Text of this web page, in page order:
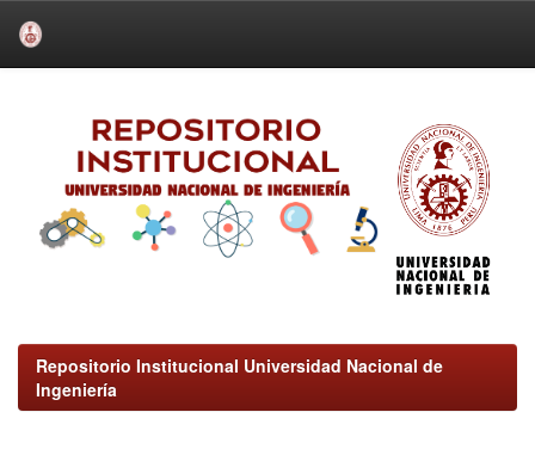
Repositorio Institucional Universidad Nacional de
Ingeniería